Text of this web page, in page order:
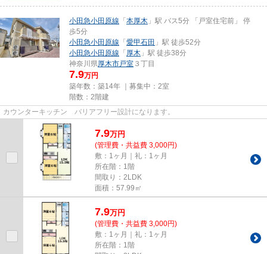
小田急小田原線 「本厚木 」駅 バス5分 「戸室住宅前」 停
歩5分
小田急小田原線 「愛甲石田 」駅 徒歩52分
小田急小田原線 「厚木 」駅 徒歩38分
神奈川県厚木市戸室 ３丁目
7.9万円
築年数：築14年 ｜募集中： 2室
階数：2階建
カウンターキッチン バリアフリー設計になります。
7.9万円
(管理費・共益費 3,000円)
敷：1ヶ月｜礼：1ヶ月
所在階：1階
間取り：2LDK
面積：57.99㎡
7.9万円
(管理費・共益費 3,000円)
敷：1ヶ月｜礼：1ヶ月
所在階：1階